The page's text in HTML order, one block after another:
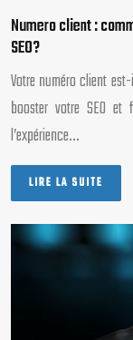
Numero client :
SEO?
Votre numéro client
booster votre SEO
l’expérience…
LIRE LA SUITE